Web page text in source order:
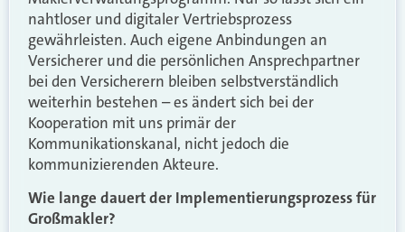
nahtloser und digitaler Vertriebsprozess
gewährleisten. Auch eigene Anbindungen an
Versicherer und die persönlichen Ansprechpartner
bei den Versicherern bleiben selbstverständlich
weiterhin bestehen – es ändert sich bei der
Kooperation mit uns primär der
Kommunikationskanal, nicht jedoch die
kommunizierenden Akteure.
Wie lange dauert der Implementierungsprozess für
Großmakler?